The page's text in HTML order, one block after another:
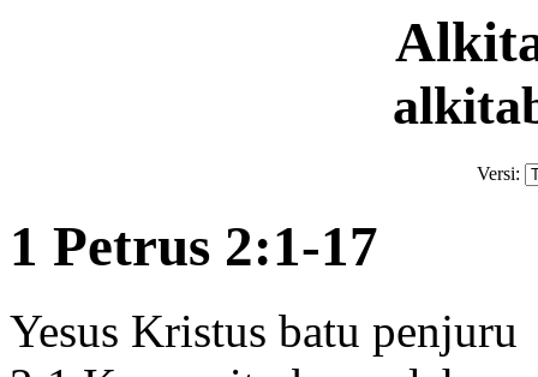
Versi:
1 Petrus 2:1-17
Yesus Kristus batu penjuru